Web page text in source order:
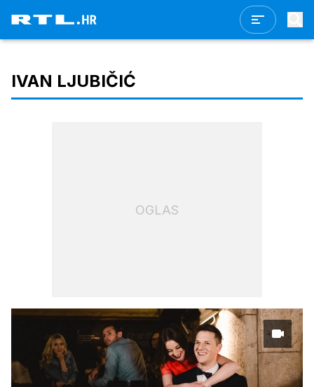
IVAN LJUBIČIĆ
OGLAS